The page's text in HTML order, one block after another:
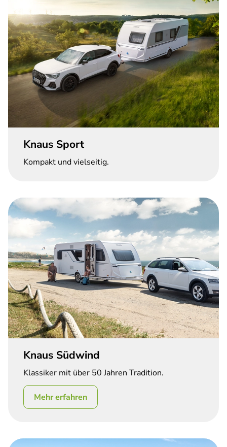
Knaus Sport
Kompakt und vielseitig.
Knaus Südwind
Klassiker mit über 50 Jahren Tradition.
Mehr erfahren